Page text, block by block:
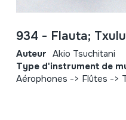
934 - Flauta;
Auteur Akio Tsuchitani
Type d'instrument de
Aérophones -> Flûtes ->